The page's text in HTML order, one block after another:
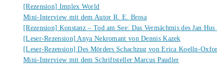
[Rezension] Implex World
Mini-Interview mit dem Autor R. E. Brosa
[Rezension] Konstanz – Tod am See: Das Vermächtnis des Jan
[Leser-Rezension] Anya Nekromant von Dennis Kazek
[Leser-Rezension] Des Mörders Schachzug von Erica Koelln-
Mini-Interview mit dem Schriftsteller Marcus Paudler